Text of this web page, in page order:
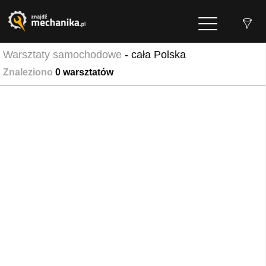
Warsztaty samochodowe - cała Polska
Znaleziono 0 warsztatów